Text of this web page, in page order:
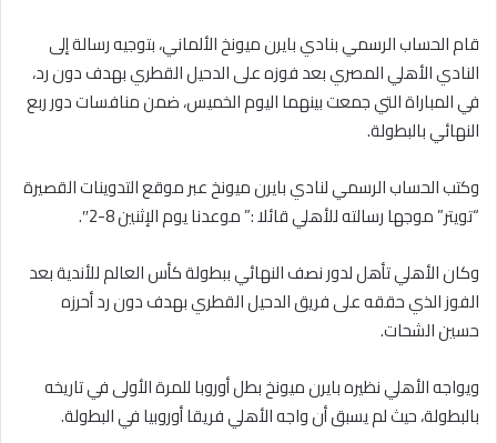
قام الحساب الرسمي بنادي بايرن ميونخ الألماني، بتوجيه رسالة إلى
النادي الأهلي المصري بعد فوزه على الدحيل القطري بهدف دون رد،
في المباراة التي جمعت بينهما اليوم الخميس، ضمن منافسات دور ربع
النهائي بالبطولة.
وكتب الحساب الرسمي لنادي بايرن ميونخ عبر موقع التدوينات القصيرة
“تويتر” موجها رسالته للأهلي قائلا :” موعدنا يوم الإثنين 8-2″.
وكان الأهلي تأهل لدور نصف النهائي ببطولة كأس العالم للأندية بعد
الفوز الذي حققه على فريق الدحيل القطري بهدف دون رد أحرزه
حسين الشحات.
ويواجه الأهلي نظيره بايرن ميونخ بطل أوروبا للمرة الأولى في تاريخه
بالبطولة، حيث لم يسبق أن واجه الأهلي فريقا أوروبيا في البطولة.